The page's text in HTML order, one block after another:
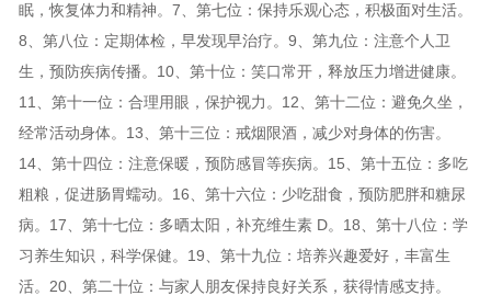
眠，恢复体力和精神。7、第七位：保持乐观心态，积极面对生活。
8、第八位：定期体检，早发现早治疗。9、第九位：注意个人卫
生，预防疾病传播。10、第十位：笑口常开，释放压力增进健康。
11、第十一位：合理用眼，保护视力。12、第十二位：避免久坐，
经常活动身体。13、第十三位：戒烟限酒，减少对身体的伤害。
14、第十四位：注意保暖，预防感冒等疾病。15、第十五位：多吃
粗粮，促进肠胃蠕动。16、第十六位：少吃甜食，预防肥胖和糖尿
病。17、第十七位：多晒太阳，补充维生素 D。18、第十八位：学
习养生知识，科学保健。19、第十九位：培养兴趣爱好，丰富生
活。20、第二十位：与家人朋友保持良好关系，获得情感支持。